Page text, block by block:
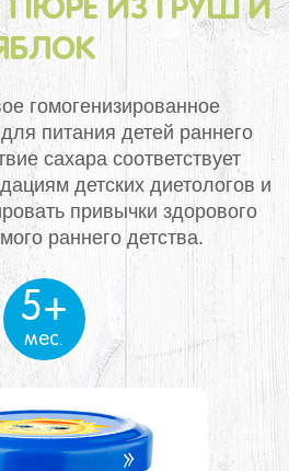
ПЮРЕ ИЗ ГРУШ И
гомогенизированное
питания детей раннего
сахара соответствует
детских диетологов и
привычки здорового
раннего детства.
5+
мес.